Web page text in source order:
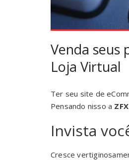
Venda seus
Loja Virtual
Ter seu site de
Pensando nisso a
Invista
Cresce